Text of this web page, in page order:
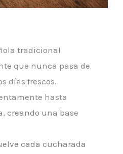
tradicional
que nunca pasa de
días frescos.
hasta
creando una base
cada cucharada